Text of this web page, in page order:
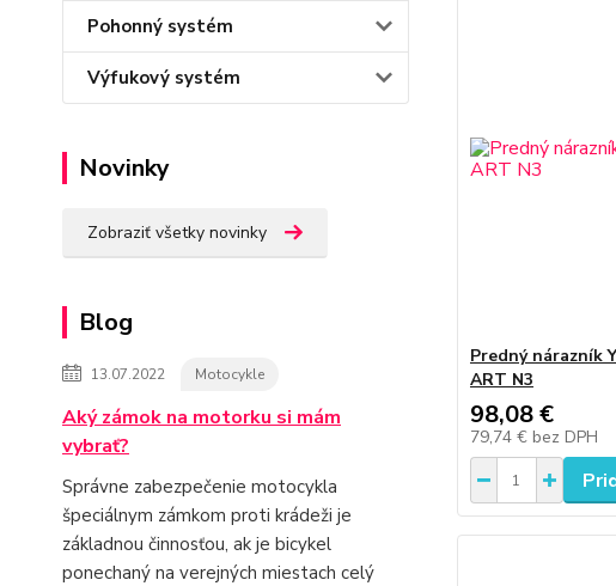
Pohonný systém
Výfukový systém
Novinky
Zobraziť všetky novinky
Blog
13.07.2022 Motocykle
Aký zámok na motorku si mám
vybrať?
Správne zabezpečenie motocykla
špeciálnym zámkom proti krádeži je
základnou činnosťou, ak je bicykel
ponechaný na verejných miestach celý
Predný nárazník
ART N3
98,08 €
79,74 € bez DPH